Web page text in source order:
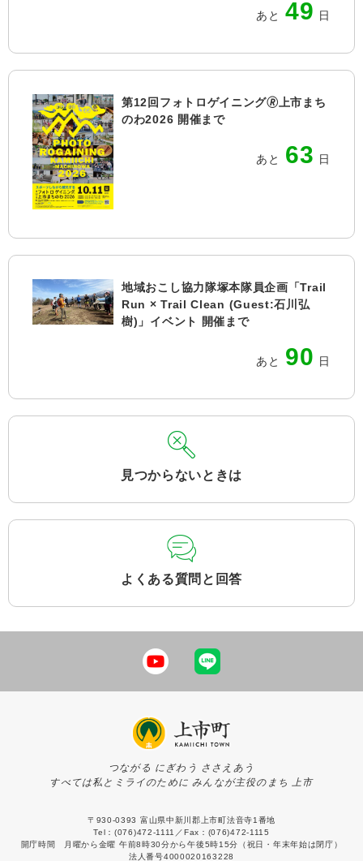
あと 49 日
第12回フォトロゲイニング🄬上市まち
のわ2026 開催まで
あと 63 日
地域おこし協力隊塚本隊員企画「Trail
Run × Trail Clean (Guest:石川弘
樹)」イベント 開催まで
あと 90 日
見つからないときは
よくある質問と回答
つながる にぎわう ささえあう
すべては私とミライのために みんなが主役のまち 上市
〒930-0393 富山県中新川郡上市町法音寺1番地
Tel：(076)472-1111／Fax：(076)472-1115
開庁時間 月曜から金曜 午前8時30分から午後5時15分（祝日・年末年始は閉庁）
法人番号4000020163228